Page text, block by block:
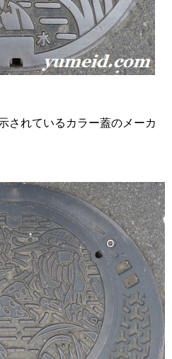
されているカラー蓋のメーカ